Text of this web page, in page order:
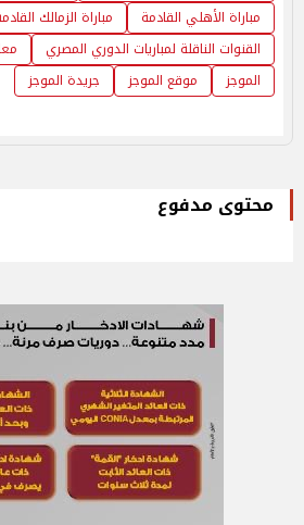
مباراة الأهلي القادمة
مباراة الزمالك
القنوات الناقلة لمباريات الدوري المصري
الموجز
موقع الموجز جريدة الموجز
محتوى مدفوع